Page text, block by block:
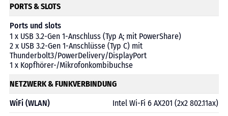
PORTS & SLOTS
Ports und slots
1 x USB 3.2-Gen 1-Anschluss (Typ A; mit PowerShare)
2 x USB 3.2-Gen 1-Anschlüsse (Typ C) mit
Thunderbolt3/PowerDelivery/DisplayPort
1 x Kopfhörer-/Mikrofonkombibuchse
NETZWERK & FUNKVERBINDUNG
WiFi (WLAN)
Intel Wi-Fi 6 AX201 (2x2 802.11ax)